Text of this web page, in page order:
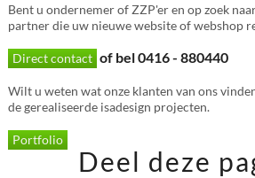
Bent u ondernemer of ZZP'er en op zoek
partner die uw nieuwe website of webshop
Direct contact of bel 0416 - 880440
Wilt u weten wat onze klanten van ons
de gerealiseerde isadesign projecten.
Portfolio
Deel deze